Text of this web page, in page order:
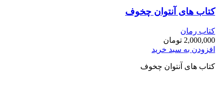
کتاب های آنتوان چخوف
کتاب رمان
2,000,000 تومان
افزودن به سبد خرید
کتاب های آنتوان چخوف